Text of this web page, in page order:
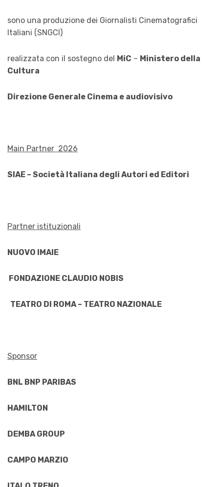
sono una produzione dei Giornalisti Cinematografici
Italiani (SNGCI)
realizzata con il sostegno del MiC – Ministero della
Cultura
Direzione Generale Cinema e audiovisivo
Main Partner 2026
SIAE – Società Italiana degli Autori ed Editori
Partner istituzionali
NUOVO IMAIE
FONDAZIONE CLAUDIO NOBIS
TEATRO DI ROMA – TEATRO NAZIONALE
Sponsor
BNL BNP PARIBAS
HAMILTON
DEMBA GROUP
CAMPO MARZIO